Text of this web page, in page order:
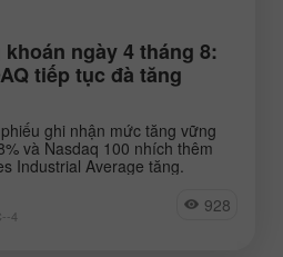
ngày 4 tháng 8:
tiếp tục đà tăng
ghi nhận mức tăng vững
và Nasdaq 100 nhích thêm
Industrial Average tăng.
4 928